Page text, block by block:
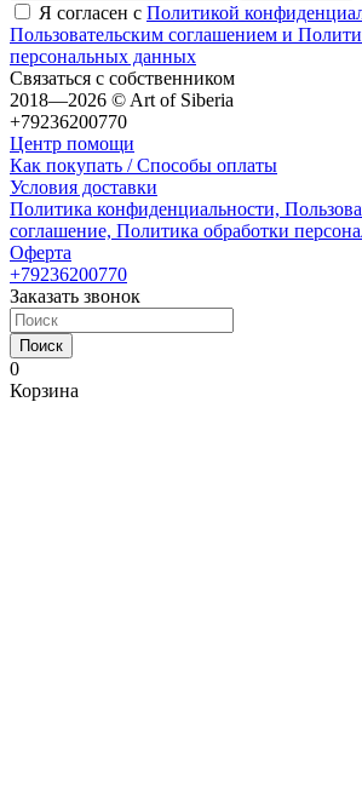
Я согласен с Политикой
Пользовательским соглашением и
персональных данных
Связаться с собственником
2018—2026 © Art of Siberia
+79236200770
Центр помощи
Как покупать / Способы оплаты
Условия доставки
Политика конфиденциальности,
соглашение, Политика обработки
Оферта
+79236200770
Заказать звонок
Поиск
0
Корзина